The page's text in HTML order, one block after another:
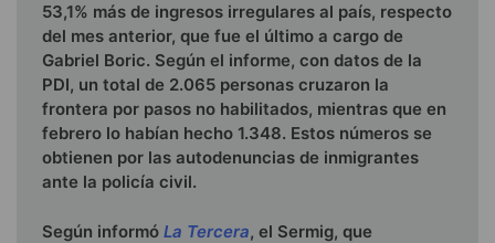
53,1% más de ingresos irregulares al país, respecto
del mes anterior, que fue el último a cargo de
Gabriel Boric. Según el informe, con datos de la
PDI, un total de 2.065 personas cruzaron la
frontera por pasos no habilitados, mientras que en
febrero lo habían hecho 1.348. Estos números se
obtienen por las autodenuncias de inmigrantes
ante la policía civil.
Según informó La Tercera, el Sermig, que